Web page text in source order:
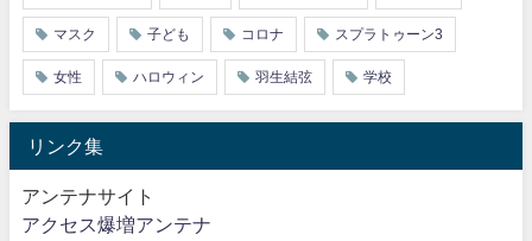
マスク 子ども コロナ スプラトゥーン3
女性 ハロウィン 羽生結弦 学校
リンク集
アンテナサイト
アクセス爆増アンテナ